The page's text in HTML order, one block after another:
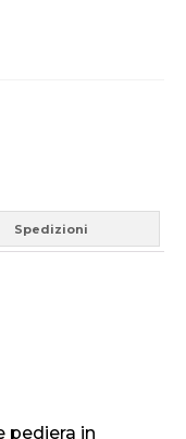
Spedizioni
pediera in